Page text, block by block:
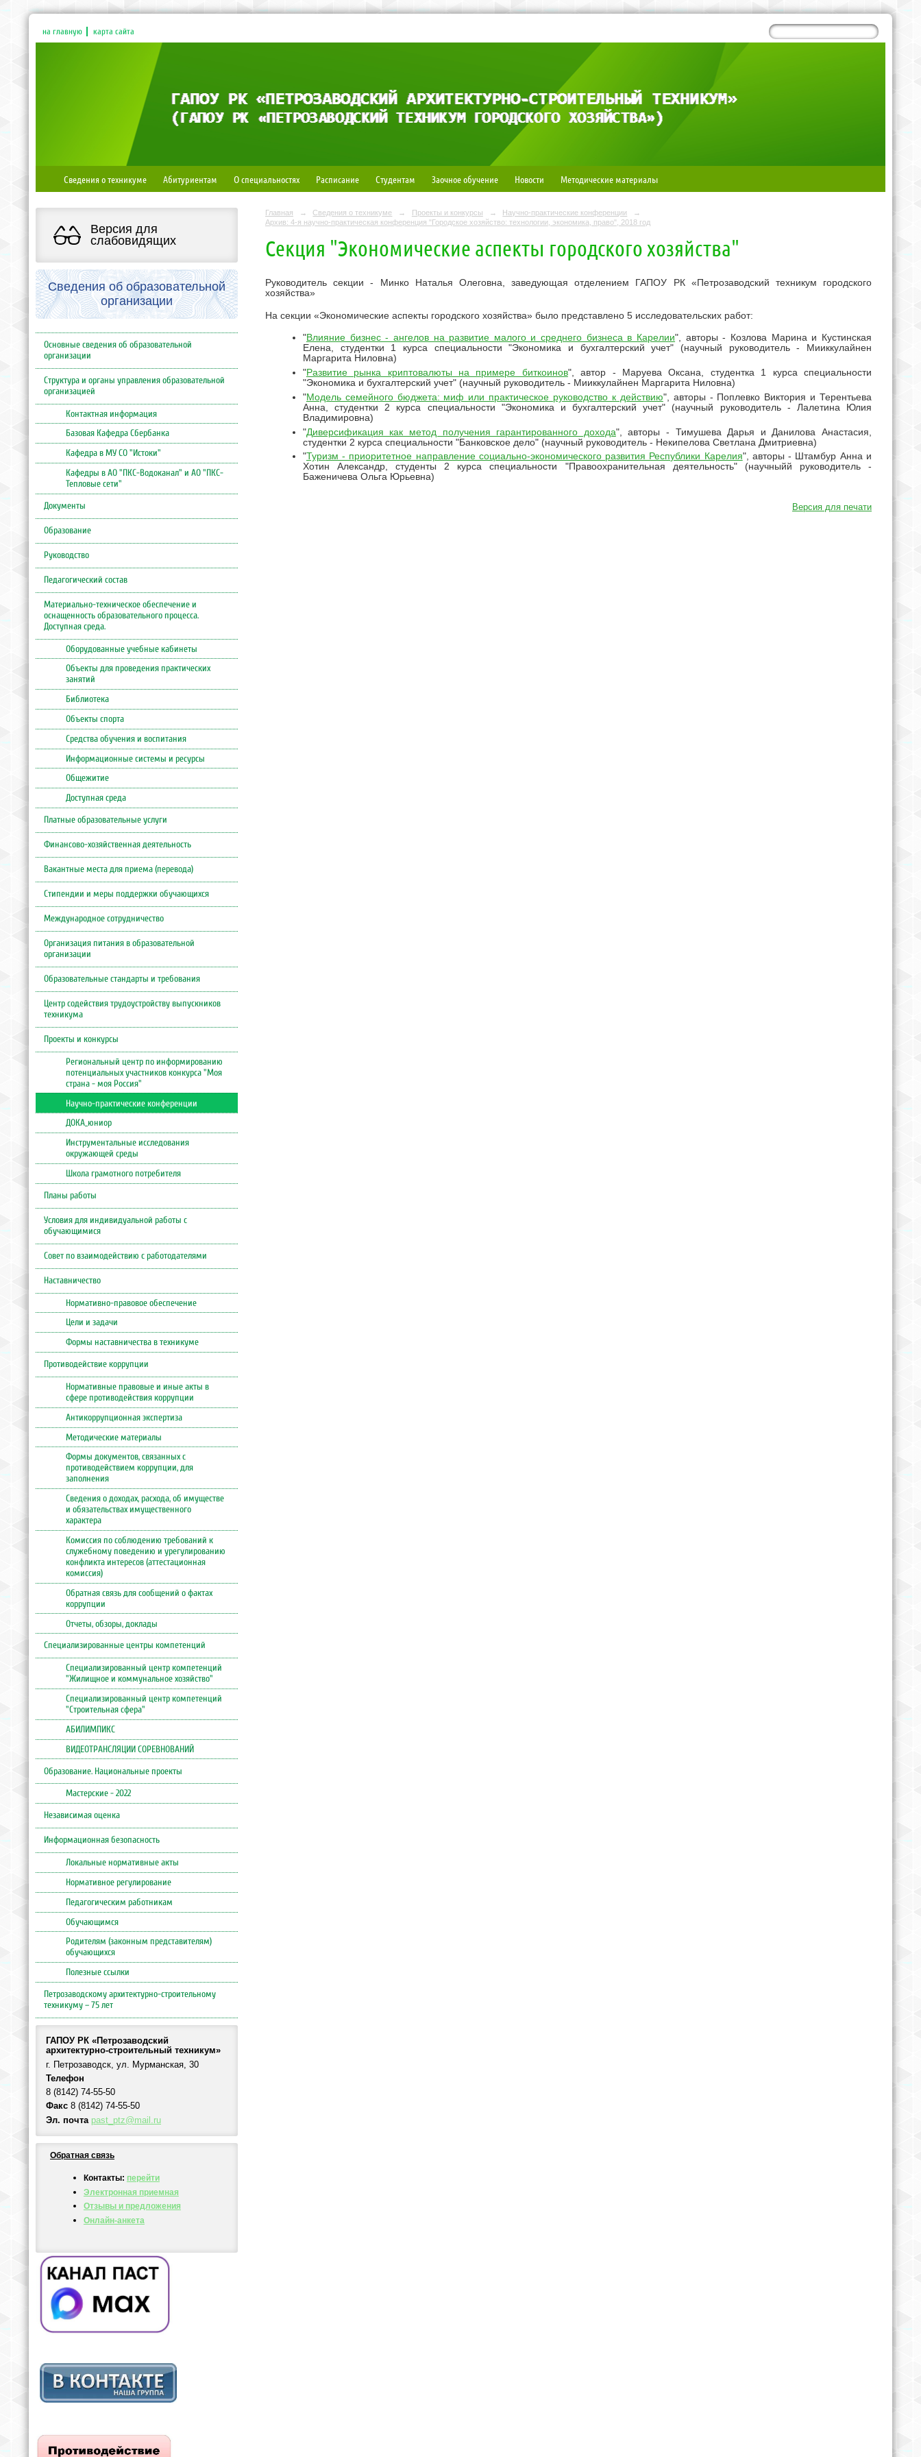
на главную карта сайта
Сведения о техникуме Абитуриентам О специальностях Расписание Студентам Заочное обучение Новости Методические материалы
Версия для
слабовидящих
Сведения об образовательной
организации
Основные сведения об образовательной
организации
Структура и органы управления образовательной
организацией
Контактная информация
Базовая Кафедра Сбербанка
Кафедра в МУ СО "Истоки"
Кафедры в АО "ПКС-Водоканал" и АО "ПКС-
Тепловые сети"
Документы
Образование
Руководство
Педагогический состав
Материально-техническое обеспечение и
оснащенность образовательного процесса.
Доступная среда.
Оборудованные учебные кабинеты
Объекты для проведения практических
занятий
Библиотека
Объекты спорта
Средства обучения и воспитания
Информационные системы и ресурсы
Общежитие
Доступная среда
Платные образовательные услуги
Финансово-хозяйственная деятельность
Вакантные места для приема (перевода)
Стипендии и меры поддержки обучающихся
Международное сотрудничество
Организация питания в образовательной
организации
Образовательные стандарты и требования
Центр содействия трудоустройству выпускников
техникума
Проекты и конкурсы
Региональный центр по информированию
потенциальных участников конкурса "Моя
страна - моя Россия"
Научно-практические конференции
ДОКА_юниор
Инструментальные исследования
окружающей среды
Школа грамотного потребителя
Планы работы
Условия для индивидуальной работы с
обучающимися
Совет по взаимодействию с работодателями
Наставничество
Нормативно-правовое обеспечение
Цели и задачи
Формы наставничества в техникуме
Противодействие коррупции
Нормативные правовые и иные акты в
сфере противодействия коррупции
Антикоррупционная экспертиза
Методические материалы
Формы документов, связанных с
противодействием коррупции, для
заполнения
Сведения о доходах, расхода, об имуществе
и обязательствах имущественного
характера
Комиссия по соблюдению требований к
служебному поведению и урегулированию
конфликта интересов (аттестационная
комиссия)
Обратная связь для сообщений о фактах
коррупции
Отчеты, обзоры, доклады
Специализированные центры компетенций
Специализированный центр компетенций
"Жилищное и коммунальное хозяйство"
Специализированный центр компетенций
"Строительная сфера"
АБИЛИМПИКС
ВИДЕОТРАНСЛЯЦИИ СОРЕВНОВАНИЙ
Образование. Национальные проекты
Мастерские - 2022
Независимая оценка
Информационная безопасность
Локальные нормативные акты
Нормативное регулирование
Педагогическим работникам
Обучающимся
Родителям (законным представителям)
обучающихся
Полезные ссылки
Петрозаводскому архитектурно-строительному
техникуму – 75 лет
ГАПОУ РК «Петрозаводский
архитектурно-строительный техникум»
г. Петрозаводск, ул. Мурманская, 30
Телефон
8 (8142) 74-55-50
Факс 8 (8142) 74-55-50
Эл. почта past_ptz@mail.ru
Обратная связь
Контакты: перейти
Электронная приемная
Отзывы и предложения
Онлайн-анкета
Главная → Сведения о техникуме → Проекты и конкурсы → Научно-практические конференции
→
Архив: 4-я научно-практическая конференция "Городское хозяйство: технологии, экономика, право", 2018 год
Секция "Экономические аспекты городского хозяйства"
Руководитель секции - Минко Наталья Олеговна, заведующая отделением ГАПОУ РК «Петрозаводский техникум городского
хозяйства»
На секции «Экономические аспекты городского хозяйства» было представлено 5 исследовательских работ:
"Влияние бизнес - ангелов на развитие малого и среднего бизнеса в Карелии", авторы - Козлова Марина и Кустинская
Елена, студентки 1 курса специальности "Экономика и бухгалтерский учет" (научный руководитель - Мииккулайнен
Маргарита Ниловна)
"Развитие рынка криптовалюты на примере биткоинов", автор - Маруева Оксана, студентка 1 курса специальности
"Экономика и бухгалтерский учет" (научный руководитель - Мииккулайнен Маргарита Ниловна)
"Модель семейного бюджета: миф или практическое руководство к действию", авторы - Поплевко Виктория и Терентьева
Анна, студентки 2 курса специальности "Экономика и бухгалтерский учет" (научный руководитель - Лалетина Юлия
Владимировна)
"Диверсификация как метод получения гарантированного дохода", авторы - Тимушева Дарья и Данилова Анастасия,
студентки 2 курса специальности "Банковское дело" (научный руководитель - Некипелова Светлана Дмитриевна)
"Туризм - приоритетное направление социально-экономического развития Республики Карелия", авторы - Штамбур Анна и
Хотин Александр, студенты 2 курса специальности "Правоохранительная деятельность" (научныйй руководитель -
Баженичева Ольга Юрьевна)
Версия для печати